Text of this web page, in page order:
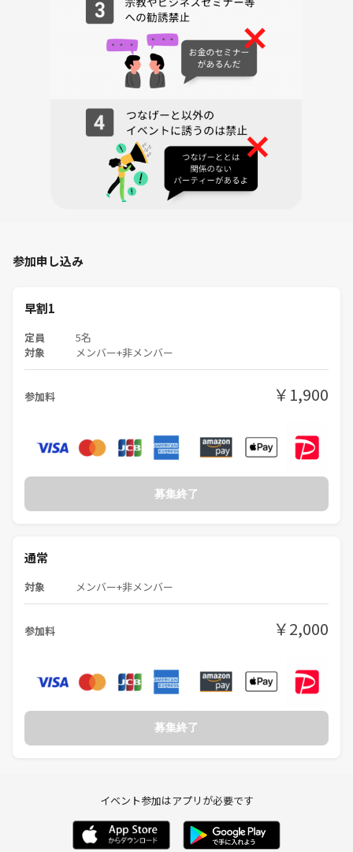
このような要望にダイレクトに答えてくれる人が沢山参加します！
明るくて気さくな人が多いから緊張は必要なし✨
①会場に到着したら受付で予約時の名前をスタッフへ伝えます
＊受付は開始時間の10分前です
②参加費を支払います（現金のみの扱いです）
③お部屋に進み、お荷物を部屋の周りにあるソファー（荷物置き場）に
④スタッフがテーブル番号を指定させていただきます。２人以上そろっ
ルの全員としてください）
＊はじめは着席式です！
（人数が極端に多くなったときは立席式となります）
⑤お互いに自分の仕事の簡単な紹介をします。聞いてほしいこと、聞き
⑥約15分ほどで席替えが有ります。
（もっとお話ししたい方とはLINE交換などもおこないます）
⑦丁寧にお話ししていただいたことにお礼を伝えます。
⑧このようにテーブル単位でお話しする時間が全部で20分間の２セット
を予定しています。40分間で初めに4人～6人の方と名刺交換とお話をし
て着席の前半は終わりです。
ができます。
ちょっと話足りなかった人に話しかけることもOK。
けたり後日アポイントをとってより話を広げたり、深めたりしましょ
う。
当交流会は直接会って話せる場を作ることにより、参加者にビジネスの
チャンスを実際につかんでもらう事と、スピード感をもってビジネスを
参加申し込み
早割1
定員 5名
対象 メンバー+非メンバー
参加料 ￥1,900
募集終了
通常
対象 メンバー+非メンバー
参加料 ￥2,000
募集終了
イベント参加はアプリが必要です